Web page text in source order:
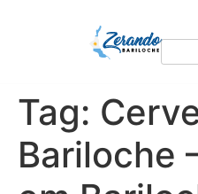
Tag:
Bariloche